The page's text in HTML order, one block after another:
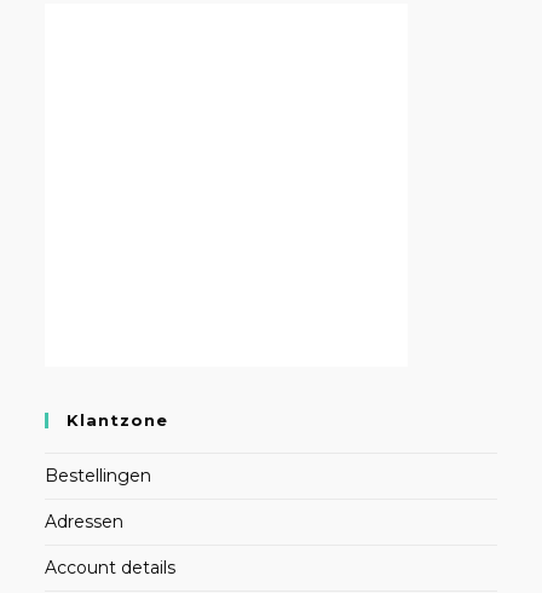
Klantzone
Bestellingen
Adressen
Account details